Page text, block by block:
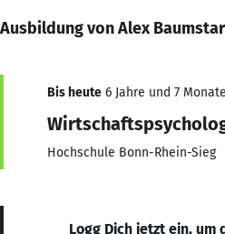
Ausbildung von Alex
Bis heute 6 Jahre und 7
Hochschule Bonn-Rhein-Sieg
Logg Dich jetzt ein, um